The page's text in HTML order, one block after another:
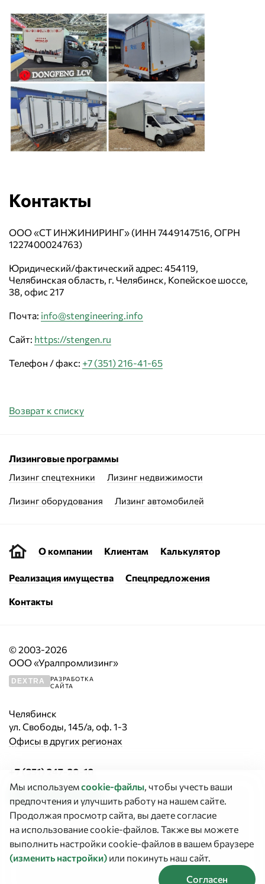
Контакты
ООО «СТ ИНЖИНИРИНГ» (ИНН 7449147516, ОГРН
1227400024763)
Юридический/фактический адрес: 454119,
Челябинская область, г. Челябинск, Копейское шоссе,
38, офис 217
Почта: info@stengineering.info
Сайт: https://stengen.ru
Телефон / факс: +7 (351) 216-41-65
Возврат к списку
Лизинговые программы
Лизинг спецтехники Лизинг недвижимости
Лизинг оборудования Лизинг автомобилей
О компании Клиентам Калькулятор
Реализация имущества Спецпредложения
Контакты
© 2003-2026
ООО «Уралпромлизинг»
DEXTRA
РАЗРАБОТКА
САЙТА
Челябинск
ул. Свободы, 145/а, оф. 1-3
Офисы в других регионах
+7 (351) 247-20-10
Заказать звонок
График работы:
Сегодня выходной
Мы используемcookie‑файлы, чтобы учесть ваши
предпочтения и улучшить работу на нашем сайте.
Продолжая просмотр сайта, вы даете согласие
на использование cookie-файлов. Также вы можете
выполнить настройки cookie-файлов в вашем браузере
(изменить настройки) или покинуть наш сайт.
Согласен